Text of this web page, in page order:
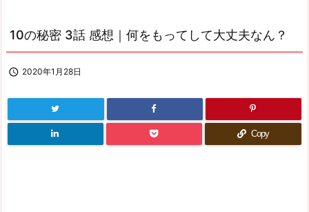
次へ

10の秘密 3話 感想｜何をもってして大丈夫なん？
 2020年1月28日
Copy